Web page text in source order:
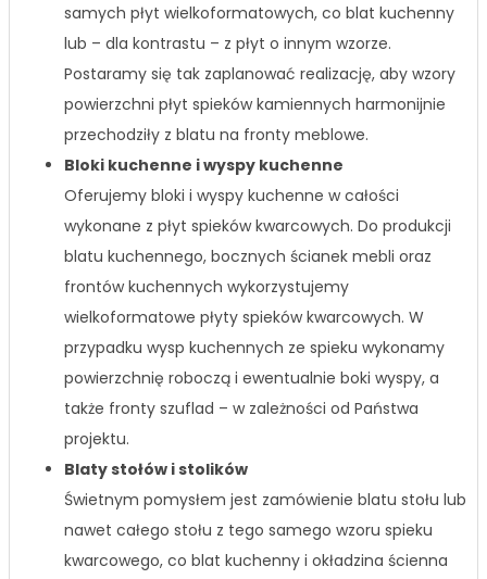
samych płyt wielkoformatowych, co blat kuchenny
lub – dla kontrastu – z płyt o innym wzorze.
Postaramy się tak zaplanować realizację, aby wzory
powierzchni płyt spieków kamiennych harmonijnie
przechodziły z blatu na fronty meblowe.
Bloki kuchenne i wyspy kuchenne
Oferujemy bloki i wyspy kuchenne w całości
wykonane z płyt spieków kwarcowych. Do produkcji
blatu kuchennego, bocznych ścianek mebli oraz
frontów kuchennych wykorzystujemy
wielkoformatowe płyty spieków kwarcowych. W
przypadku wysp kuchennych ze spieku wykonamy
powierzchnię roboczą i ewentualnie boki wyspy, a
także fronty szuflad – w zależności od Państwa
projektu.
Blaty stołów i stolików
Świetnym pomysłem jest zamówienie blatu stołu lub
nawet całego stołu z tego samego wzoru spieku
kwarcowego, co blat kuchenny i okładzina ścienna